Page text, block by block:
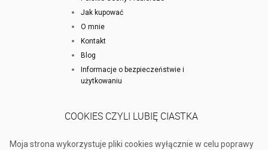
Jak kupować
O mnie
Kontakt
Blog
Informacje o bezpieczeństwie i
użytkowaniu
COOKIES CZYLI LUBIĘ CIASTKA
Moja strona wykorzystuje pliki cookies wyłącznie w celu poprawy